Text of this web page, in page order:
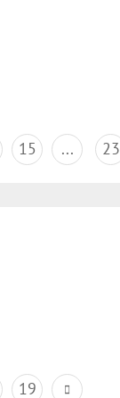
15 ... 23
19